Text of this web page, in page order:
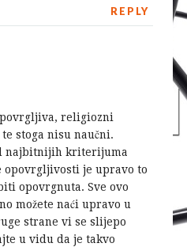
REPLY
religiozni
stoga nisu naučni.
najbitnijih kriterijuma
opovrgljivosti je upravo to
opovrgnuta. Sve ovo
možete naći upravo u
strane vi se slijepo
u vidu da je takvo